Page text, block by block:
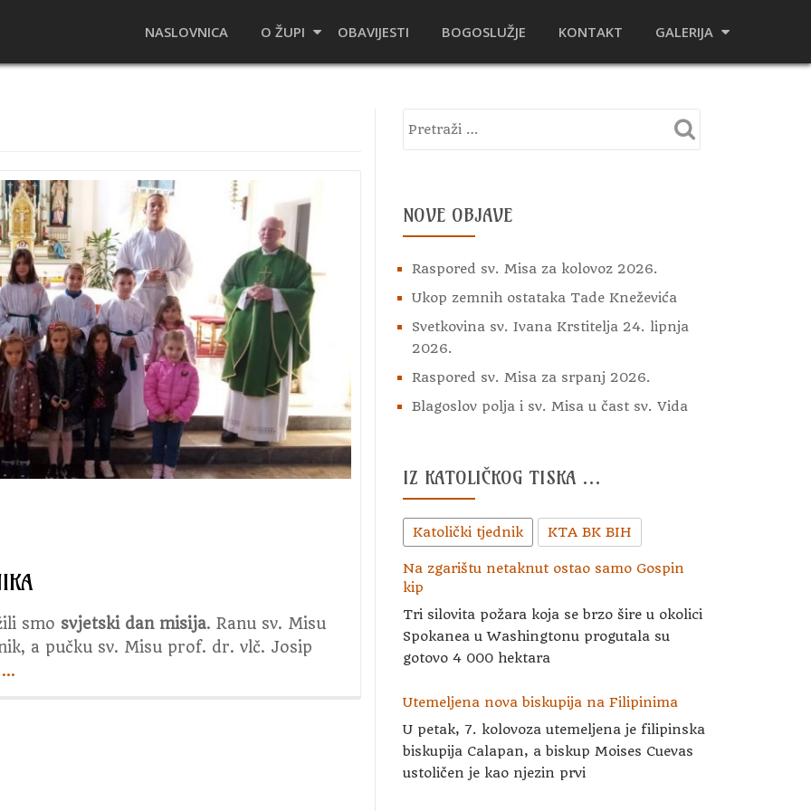
NASLOVNICA O ŽUPI OBAVIJESTI BOGOSLUŽJE KONTAKT GALERIJA
smo svjetski dan misija. Ranu sv. Misu
a pučku sv. Misu prof. dr. vlč. Josip
about
…
NOVE OBJAVE
Raspored sv. Misa za kolovoz 2026.
Ukop zemnih ostataka Tade Kneževića
Svetkovina sv. Ivana Krstitelja 24. lipnja
2026.
Raspored sv. Misa za srpanj 2026.
Blagoslov polja i sv. Misa u čast sv. Vida
IZ KATOLIČKOG TISKA …
Katolički tjednik KTA BK BIH
Na zgarištu netaknut ostao samo Gospin
kip
Tri silovita požara koja se brzo šire u okolici
Spokanea u Washingtonu progutala su
gotovo 4 000 hektara
Utemeljena nova biskupija na Filipinima
U petak, 7. kolovoza utemeljena je filipinska
biskupija Calapan, a biskup Moises Cuevas
ustoličen je kao njezin prvi